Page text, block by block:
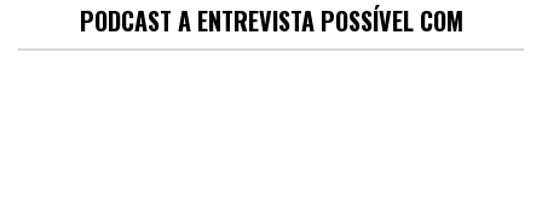
PODCAST A ENTREVISTA POSSÍVEL COM